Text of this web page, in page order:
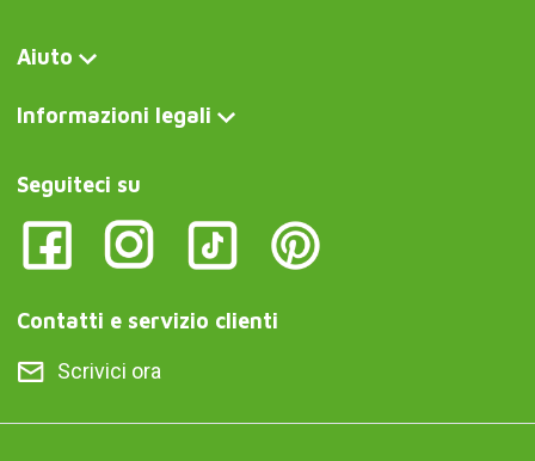
Aiuto
Informazioni legali
Seguiteci su
Contatti e servizio clienti
Scrivici ora